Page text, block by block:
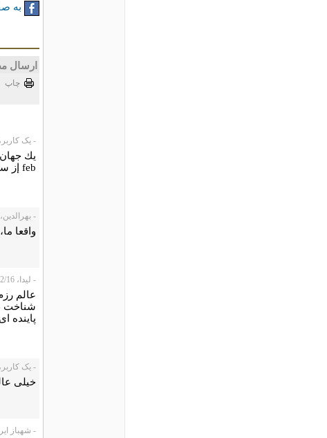
به
ارسال
چاپ
- یک کاربر، 2017/02/06
يك
feb إز سفر آن عيار هفت سال ميگذرد!
- بهرالدین، 2011/10/04
واقعا
- لیدا، 2010/02/16
عالم
شناخت
پاینده
- یک کاربر، 2010/02/14
خیلی
- شهباز ایرج،